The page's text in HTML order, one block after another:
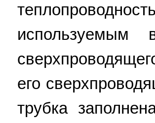
используемым
его
трубка